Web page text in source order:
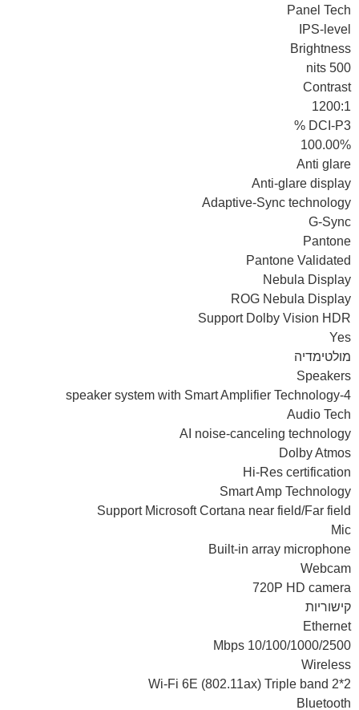
Panel Tech
IPS-level
Brightness
500 nits
Contrast
1200:1
DCI-P3 %
100.00%
Anti glare
Anti-glare display
Adaptive-Sync technology
G-Sync
Pantone
Pantone Validated
Nebula Display
ROG Nebula Display
Support Dolby Vision HDR
Yes
מולטימדיה
Speakers
4-speaker system with Smart Amplifier Technology
Audio Tech
AI noise-canceling technology
Dolby Atmos
Hi-Res certification
Smart Amp Technology
Support Microsoft Cortana near field/Far field
Mic
Built-in array microphone
Webcam
720P HD camera
קישוריות
Ethernet
10/100/1000/2500 Mbps
Wireless
Wi-Fi 6E (802.11ax) Triple band 2*2
Bluetooth